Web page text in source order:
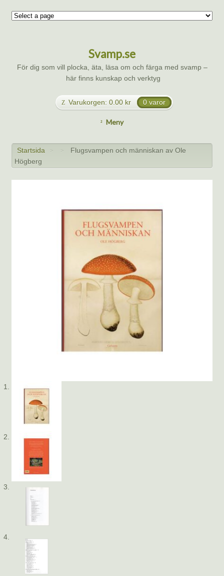
Svamp.se
För dig som vill plocka, äta, läsa om och färga med svamp –
här finns kunskap och verktyg
Varukorgen: 0.00 kr 0 varor
Meny
Startsida > >
Flugsvampen och människan av Ole
Högberg